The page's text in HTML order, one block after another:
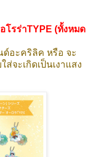
รร่าTYPE (ทั้งหมด
ด์อะคริลิค หรือ จะ
จะเกิดเป็นเงาแสง